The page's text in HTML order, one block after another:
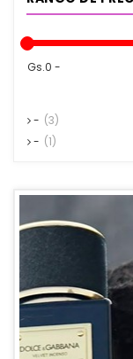
Gs.0 -
- (3)
- (1)